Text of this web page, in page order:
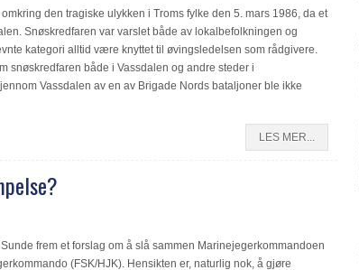
den tragiske ulykken i Troms fylke den 5. mars 1986, da et
Snøskredfaren var varslet både av lokalbefolkningen og
kategori alltid være knyttet til øvingsledelsen som rådgivere.
snøskredfaren både i Vassdalen og andre steder i
Vassdalen av en av Brigade Nords bataljoner ble ikke
LES MER...
frem et forslag om å slå sammen Marinejegerkommandoen
(FSK/HJK). Hensikten er, naturlig nok, å gjøre